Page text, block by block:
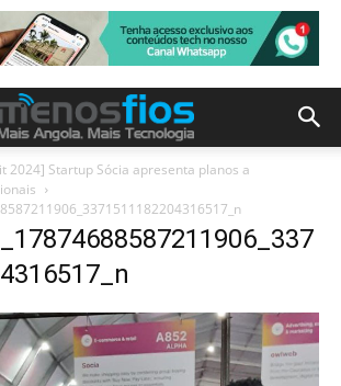
2024] Startup Sócia apresenta planos a